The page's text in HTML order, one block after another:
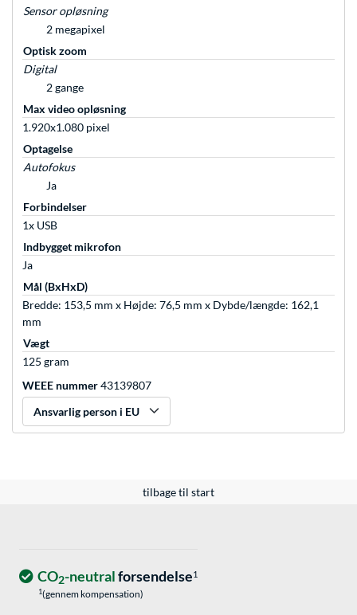
Sensor opløsning
2 megapixel
Optisk zoom
Digital
2 gange
Max video opløsning
1.920x1.080 pixel
Optagelse
Autofokus
Ja
Forbindelser
1x USB
Indbygget mikrofon
Ja
Mål (BxHxD)
Bredde: 153,5 mm x Højde: 76,5 mm x Dybde/længde: 162,1
mm
Vægt
125 gram
WEEE nummer43139807
Ansvarlig person i EU
tilbage til start
CO2-neutralforsendelse1
1(gennem kompensation)